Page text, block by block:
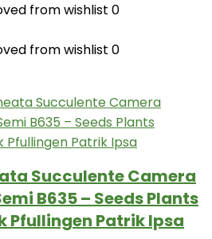
from wishlist 0
from wishlist 0
Succulente Camera
B635 – Seeds Plants
Pfullingen Patrik Ipsa